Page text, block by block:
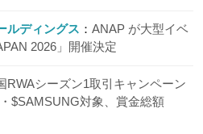
ルディングス
ANAP が大型イベ
2026」開催決定
RWAシーズン1取引キャンペーン
$SAMSUNG対象、賞金総額